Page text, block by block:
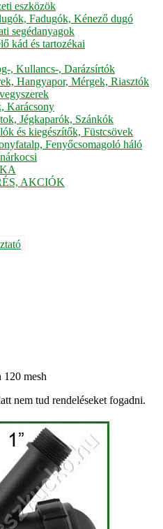
eszközök
Fadugók, Kénező dugó
segédanyagok
kád és tartozékai
, Kullancs-, Darázsírtók
Hangyapor, Mérgek, Riasztók
Karácsony
Jégkaparók, Szánkók
és kiegészítők, Füstcsövek
Fenyőcsomagoló háló
AKCIÓK
mesh
nem tud rendeléseket fogadni.